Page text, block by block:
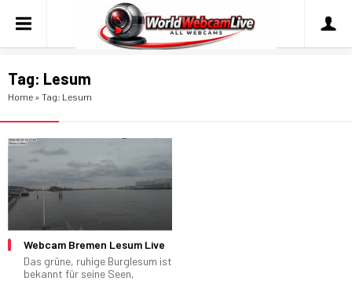
Tag: Lesum
Home » Tag: Lesum
Webcam Bremen Lesum Live
Das grüne, ruhige Burglesum ist
bekannt für seine Seen,